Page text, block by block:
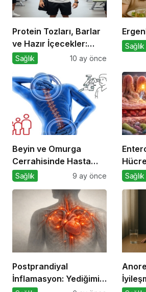
Protein Tozları, Barlar
ve Hazır İçecekler:
Sporda Takviye mi,
Sağlık 10 ay önce
Sağlık
Beyin ve Omurga
Cerrahisinde Hasta
Profili Değişti: Genç
Sağlık 9 ay önce Sağlık
Postprandiyal
İnflamasyon: Yediğimiz